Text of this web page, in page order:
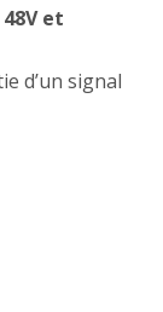
et
d’un signal